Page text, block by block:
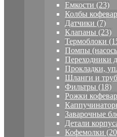
Емкости (23)
Колбы
Датчики (7)
Клапаны (23)
Термоблоки
Помпы
Переходники
Прокладки,
Шланги и
Фильтры (18)
Рожки
Заварочные
Детали
Кофемолки